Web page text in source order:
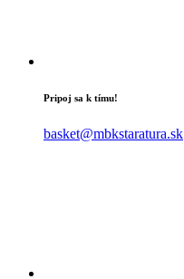
Pripoj sa k tímu!
basket@mbkstaratura.sk